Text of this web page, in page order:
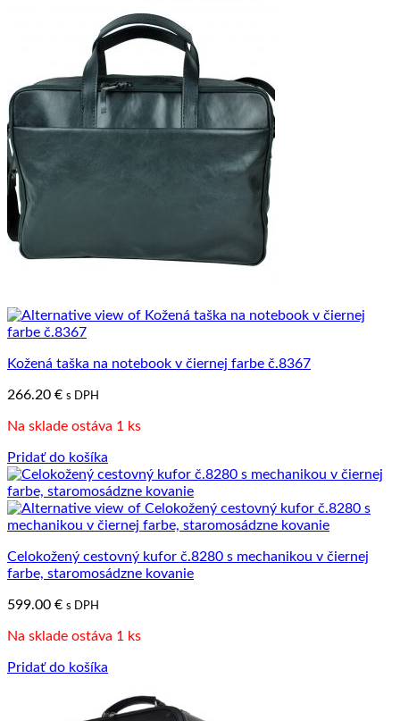
Kožená taška na notebook v čiernej farbe č.8367
266.20 € s DPH
Na sklade ostáva 1 ks
Pridať do košíka
Celokožený cestovný kufor č.8280 s mechanikou v čiernej
farbe, staromosádzne kovanie
599.00 € s DPH
Na sklade ostáva 1 ks
Pridať do košíka